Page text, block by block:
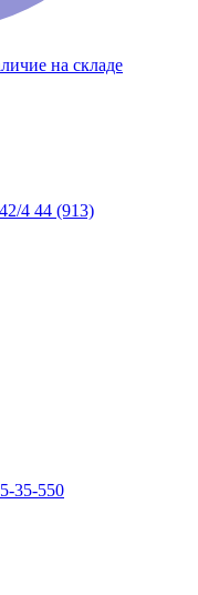
на складе
4 44 (913)
35-550